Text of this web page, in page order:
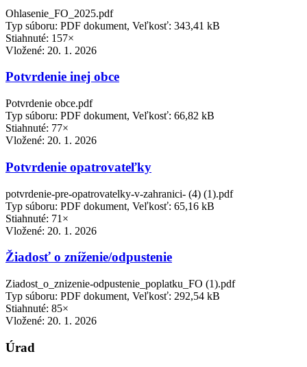
Ohlasenie_FO_2025.pdf
Typ súboru: PDF dokument, Veľkosť: 343,41 kB
Stiahnuté: 157×
Vložené: 20. 1. 2026
Potvrdenie inej obce
Potvrdenie obce.pdf
Typ súboru: PDF dokument, Veľkosť: 66,82 kB
Stiahnuté: 77×
Vložené: 20. 1. 2026
Potvrdenie opatrovateľky
potvrdenie-pre-opatrovatelky-v-zahranici- (4) (1).pdf
Typ súboru: PDF dokument, Veľkosť: 65,16 kB
Stiahnuté: 71×
Vložené: 20. 1. 2026
Žiadosť o zníženie/odpustenie
Ziadost_o_znizenie-odpustenie_poplatku_FO (1).pdf
Typ súboru: PDF dokument, Veľkosť: 292,54 kB
Stiahnuté: 85×
Vložené: 20. 1. 2026
Úrad